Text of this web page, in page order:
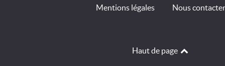
Mentions légales Nous contacter
Haut de page